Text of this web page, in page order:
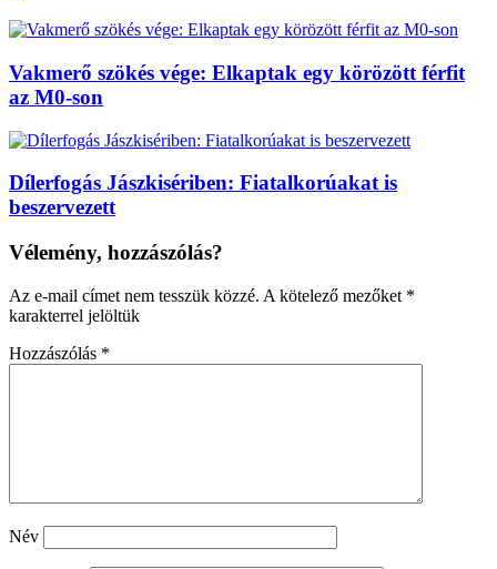
Vakmerő szökés vége: Elkaptak egy körözött férfit
az M0-son
Dílerfogás Jászkisériben: Fiatalkorúakat is
beszervezett
Vélemény, hozzászólás?
Az e-mail címet nem tesszük közzé. A kötelező mezőket *
karakterrel jelöltük
Hozzászólás *
Név